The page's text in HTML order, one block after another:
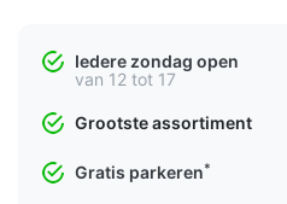
Iedere zondag open
van 12 tot 17
Grootste assortiment
Gratis parkeren*